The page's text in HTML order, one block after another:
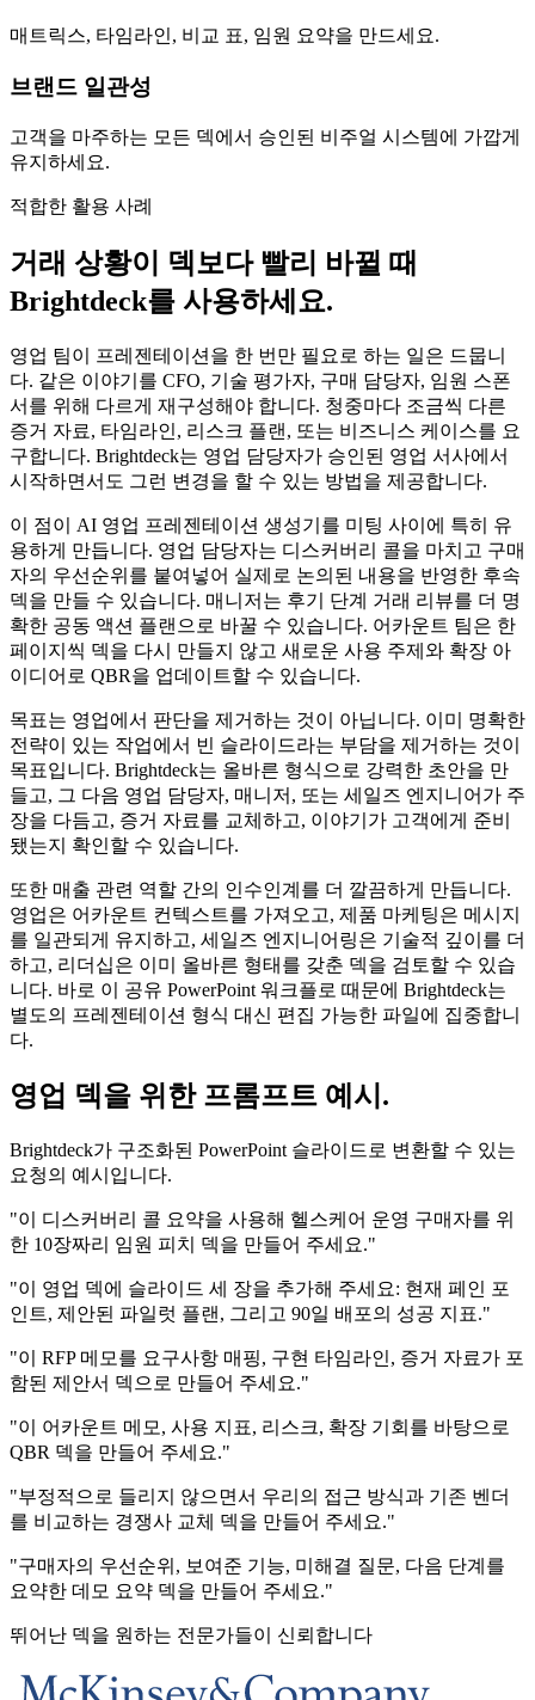
매트릭스, 타임라인, 비교 표, 임원 요약을 만드세요.
브랜드 일관성
고객을 마주하는 모든 덱에서 승인된 비주얼 시스템에 가깝게
유지하세요.
적합한 활용 사례
거래 상황이 덱보다 빨리 바뀔 때
Brightdeck를 사용하세요.
영업 팀이 프레젠테이션을 한 번만 필요로 하는 일은 드뭅니
다. 같은 이야기를 CFO, 기술 평가자, 구매 담당자, 임원 스폰
서를 위해 다르게 재구성해야 합니다. 청중마다 조금씩 다른
증거 자료, 타임라인, 리스크 플랜, 또는 비즈니스 케이스를 요
구합니다. Brightdeck는 영업 담당자가 승인된 영업 서사에서
시작하면서도 그런 변경을 할 수 있는 방법을 제공합니다.
이 점이 AI 영업 프레젠테이션 생성기를 미팅 사이에 특히 유
용하게 만듭니다. 영업 담당자는 디스커버리 콜을 마치고 구매
자의 우선순위를 붙여넣어 실제로 논의된 내용을 반영한 후속
덱을 만들 수 있습니다. 매니저는 후기 단계 거래 리뷰를 더 명
확한 공동 액션 플랜으로 바꿀 수 있습니다. 어카운트 팀은 한
페이지씩 덱을 다시 만들지 않고 새로운 사용 주제와 확장 아
이디어로 QBR을 업데이트할 수 있습니다.
목표는 영업에서 판단을 제거하는 것이 아닙니다. 이미 명확한
전략이 있는 작업에서 빈 슬라이드라는 부담을 제거하는 것이
목표입니다. Brightdeck는 올바른 형식으로 강력한 초안을 만
들고, 그 다음 영업 담당자, 매니저, 또는 세일즈 엔지니어가 주
장을 다듬고, 증거 자료를 교체하고, 이야기가 고객에게 준비
됐는지 확인할 수 있습니다.
또한 매출 관련 역할 간의 인수인계를 더 깔끔하게 만듭니다.
영업은 어카운트 컨텍스트를 가져오고, 제품 마케팅은 메시지
를 일관되게 유지하고, 세일즈 엔지니어링은 기술적 깊이를 더
하고, 리더십은 이미 올바른 형태를 갖춘 덱을 검토할 수 있습
니다. 바로 이 공유 PowerPoint 워크플로 때문에 Brightdeck는
별도의 프레젠테이션 형식 대신 편집 가능한 파일에 집중합니
다.
영업 덱을 위한 프롬프트 예시.
Brightdeck가 구조화된 PowerPoint 슬라이드로 변환할 수 있는
요청의 예시입니다.
"이 디스커버리 콜 요약을 사용해 헬스케어 운영 구매자를 위
한 10장짜리 임원 피치 덱을 만들어 주세요."
"이 영업 덱에 슬라이드 세 장을 추가해 주세요: 현재 페인 포
인트, 제안된 파일럿 플랜, 그리고 90일 배포의 성공 지표."
"이 RFP 메모를 요구사항 매핑, 구현 타임라인, 증거 자료가 포
함된 제안서 덱으로 만들어 주세요."
"이 어카운트 메모, 사용 지표, 리스크, 확장 기회를 바탕으로
QBR 덱을 만들어 주세요."
"부정적으로 들리지 않으면서 우리의 접근 방식과 기존 벤더
를 비교하는 경쟁사 교체 덱을 만들어 주세요."
"구매자의 우선순위, 보여준 기능, 미해결 질문, 다음 단계를
요약한 데모 요약 덱을 만들어 주세요."
뛰어난 덱을 원하는 전문가들이 신뢰합니다